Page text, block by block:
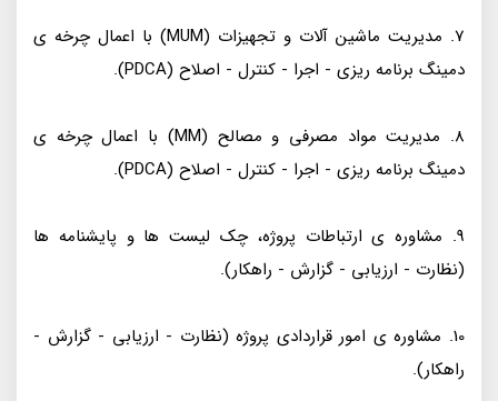
7. مدیریت ماشین آلات و تجهیزات (MUM) با اعمال چرخه ی
دمینگ برنامه ریزی - اجرا - کنترل - اصلاح (PDCA).
8. مدیریت مواد مصرفی و مصالح (MM) با اعمال چرخه ی
دمینگ برنامه ریزی - اجرا - کنترل - اصلاح (PDCA).
9. مشاوره ی ارتباطات پروژه، چک لیست ها و پایشنامه ها
(نظارت - ارزیابی - گزارش - راهکار).
10. مشاوره ی امور قراردادی پروژه (نظارت - ارزیابی - گزارش -
راهکار).